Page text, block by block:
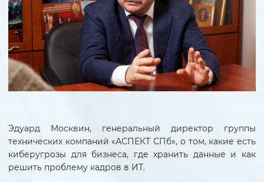
Эдуард Москвин, генеральный директор группы
технических компаний «АСПЕКТ СПб», о том, какие есть
киберугрозы для бизнеса, где хранить данные и как
решить проблему кадров в ИТ.